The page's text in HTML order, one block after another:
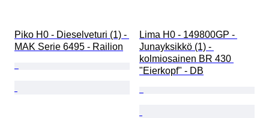
Piko H0 - Dieselveturi (1) -
MAK Serie 6495 - Railion
Lima H0 - 149800GP -
Junayksikkö (1) -
kolmiosainen BR 430
"Eierkopf" - DB